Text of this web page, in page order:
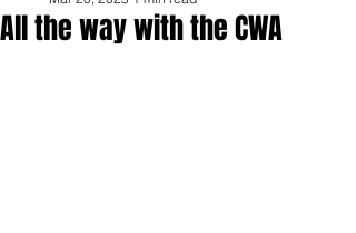
All the way with the CWA